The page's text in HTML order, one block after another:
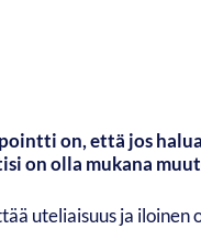
on, että jos
on olla mukana
uteliaisuus ja